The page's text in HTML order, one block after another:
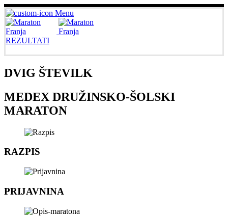
Menu
REZULTATI
DVIG ŠTEVILK
MEDEX DRUŽINSKO-ŠOLSKI
MARATON
RAZPIS
PRIJAVNINA